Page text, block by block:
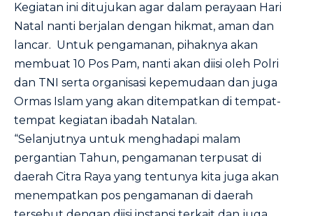
Kegiatan ini ditujukan agar dalam perayaan Hari
Natal nanti berjalan dengan hikmat, aman dan
lancar. Untuk pengamanan, pihaknya akan
membuat 10 Pos Pam, nanti akan diisi oleh Polri
dan TNI serta organisasi kepemudaan dan juga
Ormas Islam yang akan ditempatkan di tempat-
tempat kegiatan ibadah Natalan.
“Selanjutnya untuk menghadapi malam
pergantian Tahun, pengamanan terpusat di
daerah Citra Raya yang tentunya kita juga akan
menempatkan pos pengamanan di daerah